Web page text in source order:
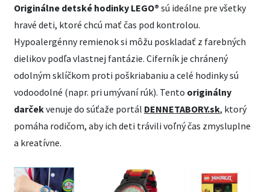
Originálne detské hodinky LEGO® sú ideálne pre všetky
hravé deti, ktoré chcú mať čas pod kontrolou.
Hypoalergénny remienok si môžu poskladať z farebných
dielikov podľa vlastnej fantázie. Ciferník je chránený
odolným sklíčkom proti poškriabaniu a celé hodinky sú
vodoodolné (napr. pri umývaní rúk). Tento originálny
darčekvenuje do súťaže portál DENNETABORY.sk, ktorý
pomáha rodičom, aby ich deti trávili voľný čas zmysluplne
a kreatívne.